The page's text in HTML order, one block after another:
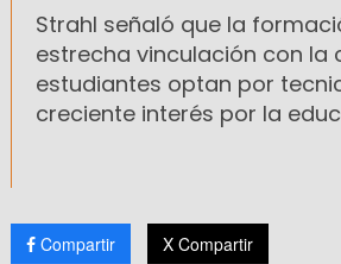
Strahl señaló que la
estrecha vinculación con la
estudiantes optan por
creciente interés por la
Compartir X Compartir